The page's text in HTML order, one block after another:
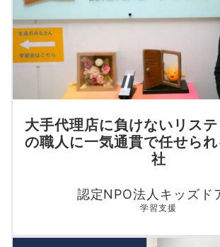
大手代理店に負けないリス
の職人に一気通貫で任せら
社
認定NPO法人キッズド
学習支援